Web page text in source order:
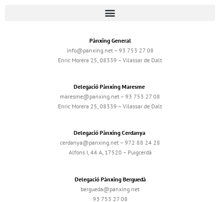
Pànxing General
info@panxing.net – 93 753 27 08
Enric Morera 25, 08339 – Vilassar de Dalt
Delegació Pànxing Maresme
maresme@panxing.net – 93 753 27 08
Enric Morera 25, 08339 – Vilassar de Dalt
Delegació Pànxing Cerdanya
cerdanya@panxing.net – 972 88 24 28
Alfons I, 44 A, 17520 – Puigcerdà
Delegació Pànxing Berguedà
bergueda@panxing.net
93 753 27 08